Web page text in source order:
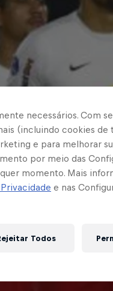
necessários. Com
(incluindo cookies de
e para melhorar
por meio das
momento. Mais
e nas
Todos